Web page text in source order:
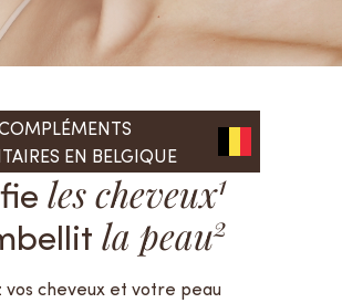
EN BELGIQUE
les cheveux1
la peau2
vos cheveux et votre peau